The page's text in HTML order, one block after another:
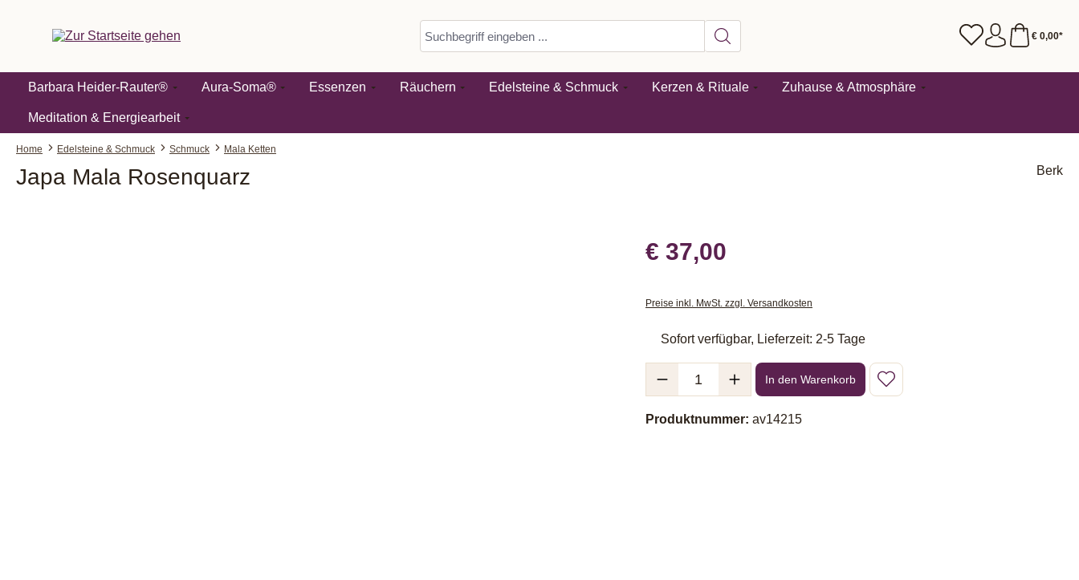
€ 0,00*
Barbara Heider-Rauter® Aura-Soma® Essenzen Räuchern Edelsteine & Schmuck Kerzen & Rituale Zuhause & Atmosphäre
Meditation & Energiearbeit
Home Edelsteine & Schmuck Schmuck Mala Ketten
Japa Mala Rosenquarz Berk
€ 37,00
Preise inkl. MwSt. zzgl. Versandkosten
Sofort verfügbar, Lieferzeit: 2-5 Tage
Produkt Anzahl: Gib den gewünschten Wert ein oder benutze die Schaltflächen
In den Warenkorb
Produktnummer: av14215